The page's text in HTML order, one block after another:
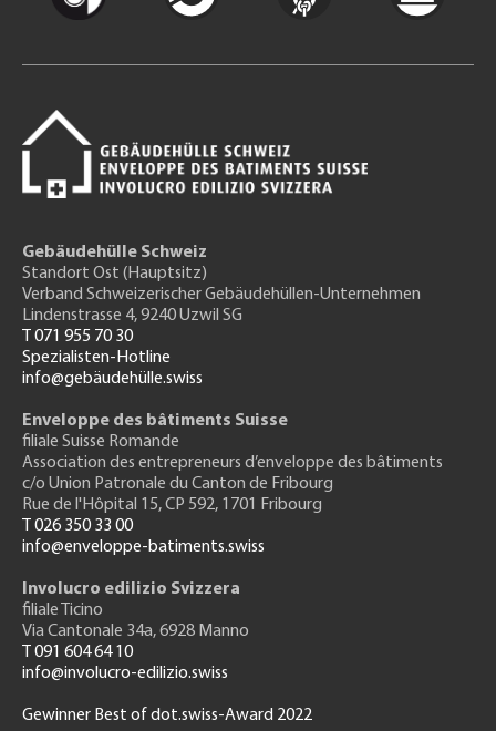
Gebäudehülle Schweiz
Standort Ost (Hauptsitz)
Verband Schweizerischer Gebäudehüllen-Unternehmen
Lindenstrasse 4, 9240 Uzwil SG
T 071 955 70 30
Spezialisten-Hotline
info@gebäudehülle.swiss
Enveloppe des bâtiments Suisse
filiale Suisse Romande
Association des entrepreneurs d’enveloppe des bâtiments
c/o Union Patronale du Canton de Fribourg
Rue de l'Hôpital 15, CP 592, 1701 Fribourg
T 026 350 33 00
info@enveloppe-batiments.swiss
Involucro edilizio Svizzera
filiale Ticino
Via Cantonale 34a, 6928 Manno
T 091 604 64 10
info@involucro-edilizio.swiss
Gewinner Best of dot.swiss-Award 2022